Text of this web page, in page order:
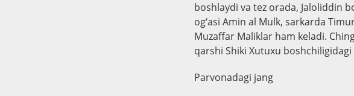
boshlaydi va tez orada, Jaloliddin
og‘asi Amin al Mulk, sarkarda
Muzaffar Maliklar ham keladi.
qarshi Shiki Xutuxu boshchiligidagi
Parvonadagi jang